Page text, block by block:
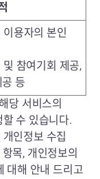
용자의 본인
참여기회 제공,
등
당 서비스의
수 있습니다.
인정보 수집
목, 개인정보의
대해 안내 드리고